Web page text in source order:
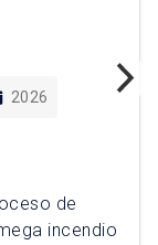
2026
de
incendio